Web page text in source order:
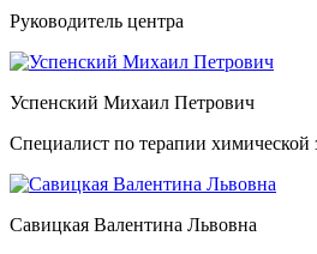
Руководитель центра
Успенский Михаил Петрович
Специалист по терапии химической
Савицкая Валентина Львовна